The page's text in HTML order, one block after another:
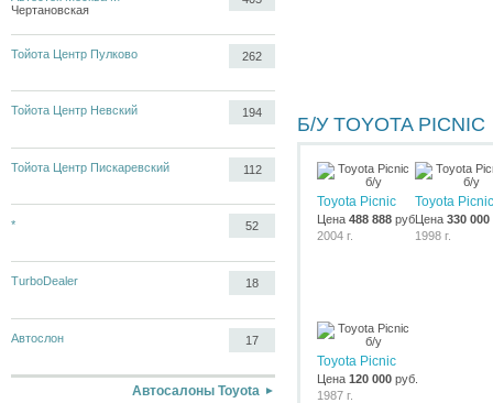
Чертановская
Тойота Центр Пулково 262
Тойота Центр Невский 194
Тойота Центр Пискаревский 112
* 52
TurboDealer 18
Автослон 17
Автосалоны Toyota
Б/У TOYOTA PICNIC
Toyota Picnic
Цена 488 888 руб.
2004 г.
Toyota Picnic
Цена 330 000
1998 г.
Toyota Picnic
Цена 120 000 руб.
1987 г.